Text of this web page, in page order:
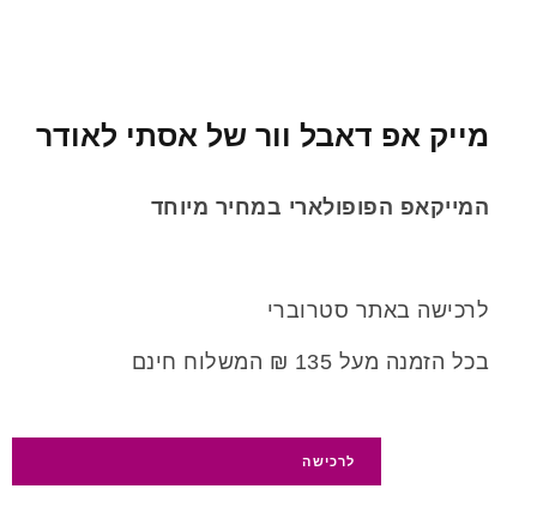
מייק אפ דאבל וור של אסתי לאודר
המייקאפ הפופולארי במחיר מיוחד
לרכישה באתר סטרוברי
בכל הזמנה מעל 135 ₪ המשלוח חינם
לרכישה